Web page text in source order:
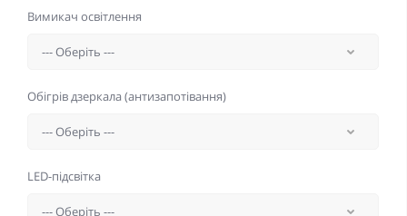
Вимикач освітлення
Обігрів дзеркала (антизапотівання)
LED-підсвітка